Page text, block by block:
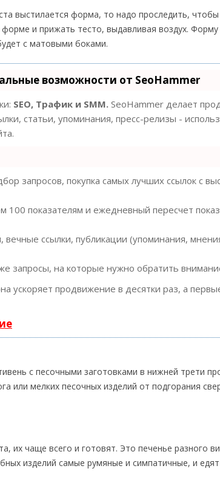
выстилается форма, то надо проследить,
и прижать тесто, выдавливая воздух.
с матовыми боками.
возможности от SeoHammer
SEO, Трафик и SMM. SeoHammer делает
статьи, упоминания, пресс-релизы -
запросов, покупка самых лучших ссылок с
100 показателям и ежедневный пересчет
ссылки, публикации (упоминания,
запросы, на которые нужно обратить
ускоряет продвижение в десятки раз, а
с песочными заготовками в нижней трети
или мелких песочных изделий от подгорания
их чаще всего и готовят. Это печенье разного
изделий самые румяные и симпатичные, и